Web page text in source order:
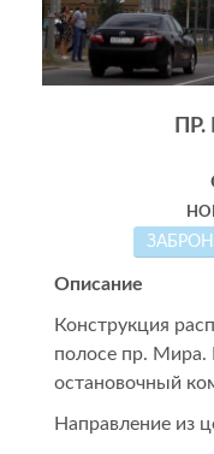
Описание
Конструкция
полосе пр.
остановочный
Направление из